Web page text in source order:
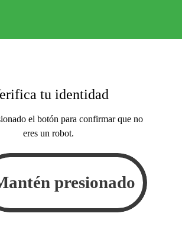
tu identidad
el botón para confirmar que no
eres un robot.